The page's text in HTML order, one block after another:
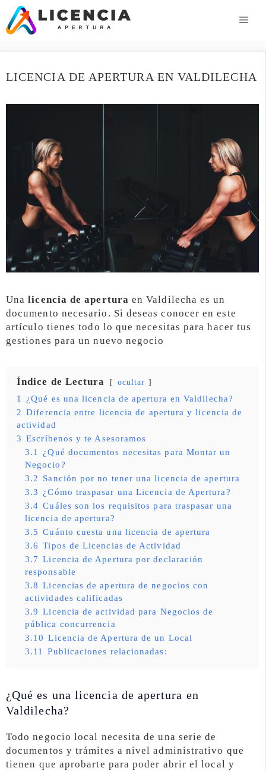
Saltar
contenido
LICENCIA DE APERTURA EN VALDILECHA
Unalicencia de apertura en Valdilecha es un
documento necesario. Si deseas conocer en este
artículo tienes todo lo que necesitas para hacer tus
gestiones para un nuevo negocio
Índice de Lectura ocultar
1
¿Qué es una licencia de apertura en Valdilecha?
2 Diferencia entre licencia de apertura y licencia de
actividad
3 Escríbenos y te Asesoramos
3.1
¿Qué documentos necesitas para Montar un
Negocio?
3.2 Sanción por no tener una licencia de apertura
3.3 ¿Cómo traspasar una Licencia de Apertura?
3.4 Cuáles son los requisitos para traspasar una
licencia de apertura?
3.5 Cuánto cuesta una licencia de apertura
3.6 Tipos de Licencias de Actividad
3.7 Licencia de Apertura por declaración
responsable
3.8 Licencias de apertura de negocios con
actividades calificadas
3.9 Licencia de actividad para Negocios de
pública concurrencia
3.10 Licencia de Apertura de un Local
3.11
Publicaciones relacionadas:
¿Qué es una licencia de apertura en
Valdilecha?
Todo negocio local necesita de una serie de
documentos y trámites a nivel administrativo que
tienen que aprobarte para poder abrir el local y